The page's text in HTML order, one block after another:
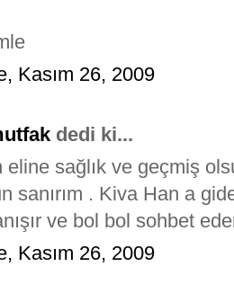
Kasım 26, 2009
dedi ki...
eline sağlık ve geçmiş
sanırım . Kiva Han a
ve bol bol sohbet
Kasım 26, 2009